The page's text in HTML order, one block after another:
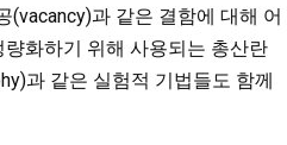
(vacancy)과 같은 결함에 대해 어
량화하기 위해 사용되는 총산란
과 같은 실험적 기법들도 함께